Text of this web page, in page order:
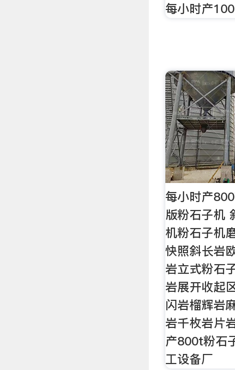
每小时产
每小时产
版粉石子机
机粉石子机
快照斜长岩
岩立式粉石
岩展开收起
闪岩榴辉岩
岩千枚岩片
产800t粉石
工设备厂